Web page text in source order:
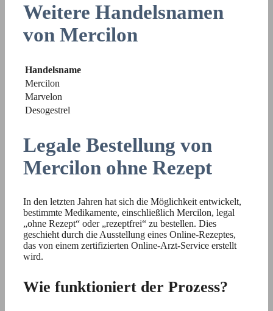
Weitere Handelsnamen
von Mercilon
Handelsname
Mercilon
Marvelon
Desogestrel
Legale Bestellung von
Mercilon ohne Rezept
In den letzten Jahren hat sich die Möglichkeit entwickelt,
bestimmte Medikamente, einschließlich Mercilon, legal
„ohne Rezept“ oder „rezeptfrei“ zu bestellen. Dies
geschieht durch die Ausstellung eines Online-Rezeptes,
das von einem zertifizierten Online-Arzt-Service erstellt
wird.
Wie funktioniert der Prozess?